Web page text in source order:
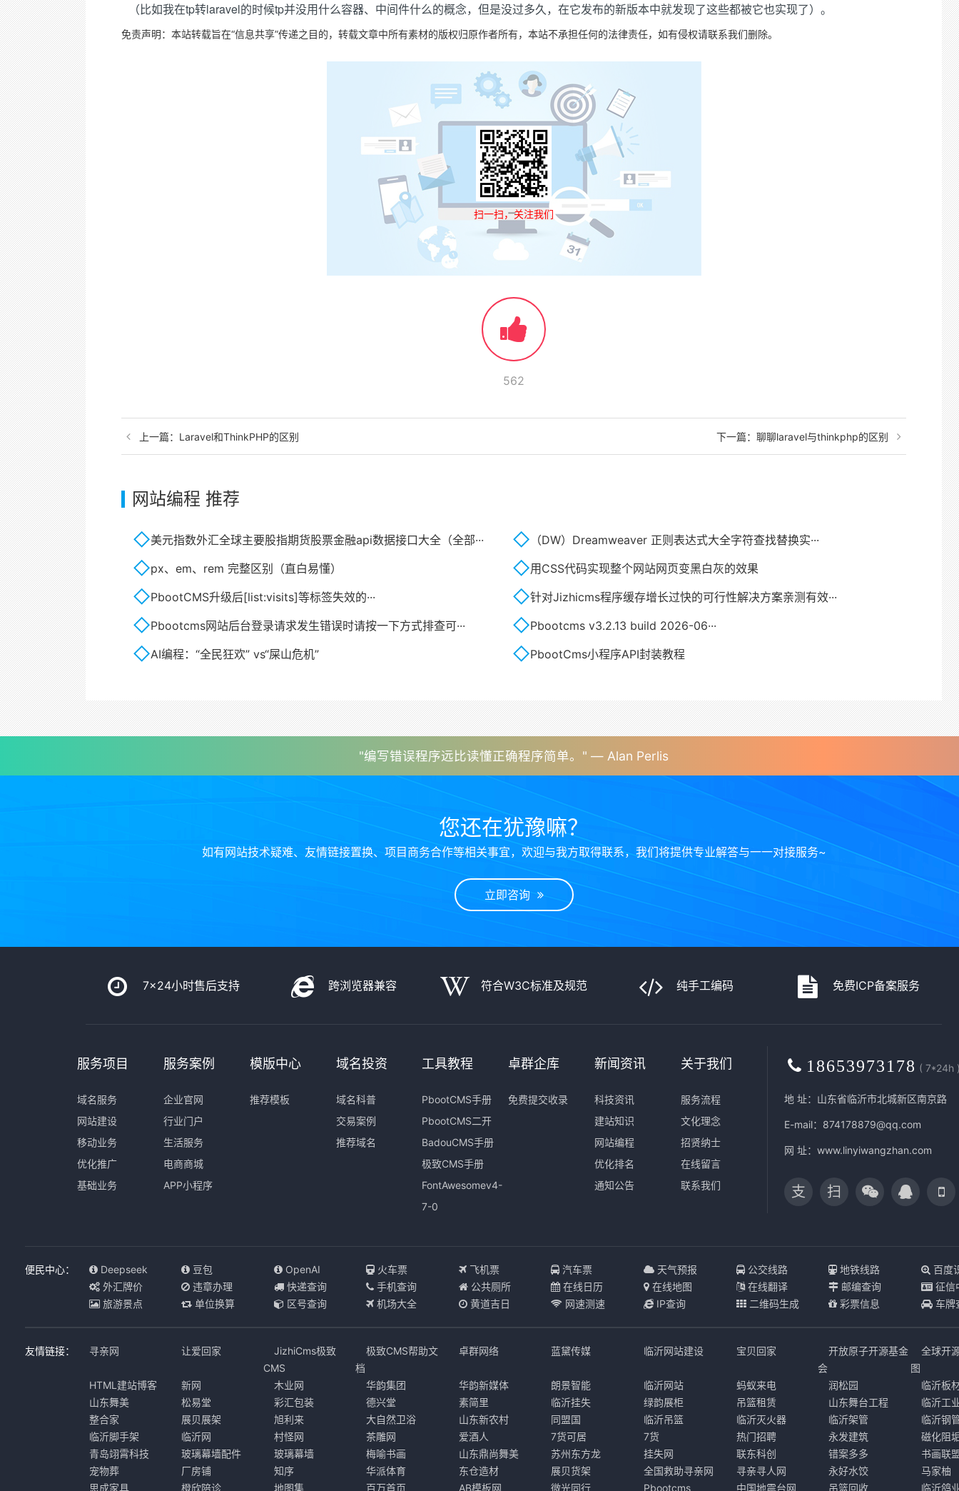
（比如我在tp转laravel的时候tp并没用什么容器、中间件什么的概念，但是没过多久，在它发布的新版本中就发现了这些都被它也实现了）。
免责声明：本站转载旨在“信息共享”传递之目的，转载文章中所有素材的版权归原作者所有，本站不承担任何的法律责任，如有侵权请联系我们删除。
扫一扫，关注我们
562
上一篇： Laravel和ThinkPHP的区别 下一篇：聊聊laravel与thinkphp的区别
网站编程 推荐
美元指数外汇全球主要股指期货股票金融api数据接口大全（全部···
（DW）Dreamweaver 正则表达式大全字符查找替换实···
px、em、rem 完整区别（直白易懂）
用CSS代码实现整个网站网页变黑白灰的效果
PbootCMS升级后[list:visits]等标签失效的···
针对Jizhicms程序缓存增长过快的可行性解决方案亲测有效···
Pbootcms网站后台登录请求发生错误时请按一下方式排查可···
Pbootcms v3.2.13 build 2026-06···
AI编程：“全民狂欢” vs“屎山危机”
PbootCms小程序API封装教程
"编写错误程序远比读懂正确程序简单。" — Alan Perlis
您还在犹豫嘛？
如有网站技术疑难、友情链接置换、项目商务合作等相关事宜，欢迎与我方取得联系，我们将提供专业解答与一一对接服务~
立即咨询
7x24小时售后支持 跨浏览器兼容 符合W3C标准及规范 纯手工编码 免费ICP备案服务
服务项目
域名服务
网站建设
移动业务
优化推广
基础业务
服务案例
企业官网
行业门户
生活服务
电商商城
APP小程序
模版中心
推荐模板
域名投资
域名科普
交易案例
推荐域名
工具教程
PbootCMS手册
PbootCMS二开
BadouCMS手册
极致CMS手册
FontAwesomev4-
7-0
卓群企库
免费提交收录
新闻资讯
科技资讯
建站知识
网站编程
优化排名
通知公告
关于我们
服务流程
文化理念
招贤纳士
在线留言
联系我们
18653973178 ( 7*24h
地 址：山东省临沂市北城新区南京路
E-mail：874178879@qq.com
网 址：www.linyiwangzhan.com
支 扫
便民中心： Deepseek 豆包 OpenAI 火车票 飞机票 汽车票 天气预报 公交线路 地铁线路
百度
外汇牌价
违章办理 快递查询 手机查询 公共厕所 在线日历 在线地图 在线翻译 邮编查询
征信
旅游景点
单位换算 区号查询 机场大全 黄道吉日 网速测速 IP查询 二维码生成 彩票信息 车牌
友情链接： 寻亲网 让爱回家
JizhiCms极致
CMS
极致CMS帮助文
档
卓群网络 蓝黛传媒 临沂网站建设 宝贝回家
开放原子开源基金
会
全球开
图
HTML建站博客
新网 木业网 华韵集团 华韵新媒体 朗景智能 临沂网站 蚂蚁来电 润松园
临沂板
山东舞美
松易堂 彩汇包装 德兴堂 素简里 临沂挂失 绿韵展柜 吊篮租赁 山东舞台工程
临沂工
整合家
展贝展架 旭利来 大自然卫浴 山东新农村 同盟国 临沂吊篮 临沂灭火器 临沂架管
临沂钢
临沂脚手架
临沂网 村怪网 茶雕网 爱酒人 7货可居 7货 热门招聘 永发建筑
磁化阻
青岛翊霄科技
玻璃幕墙配件 玻璃幕墙 梅喻书画 山东鼎尚舞美 苏州东方龙 挂失网 联东科创 错案多多
书画联
宠物葬
厂房铺 知序 华派体育 东仓造材 展贝货架 全国救助寻亲网 寻亲寻人网 永好水饺
马家柚
思成家具
橙欣陪诊 地图集 百万首页 AB模板网 微光同行 Pbootcms 中国地震台网 吊篮回收 临沂鸽